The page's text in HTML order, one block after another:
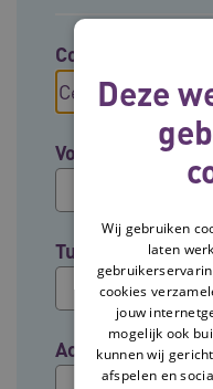
Contact opnemen
Voornaam
Tussenvoegsel
Achternaam
Deze
Wij gebruiken
laten
cookies
jouw
mogelijk ook
kunnen wij
afspelen en